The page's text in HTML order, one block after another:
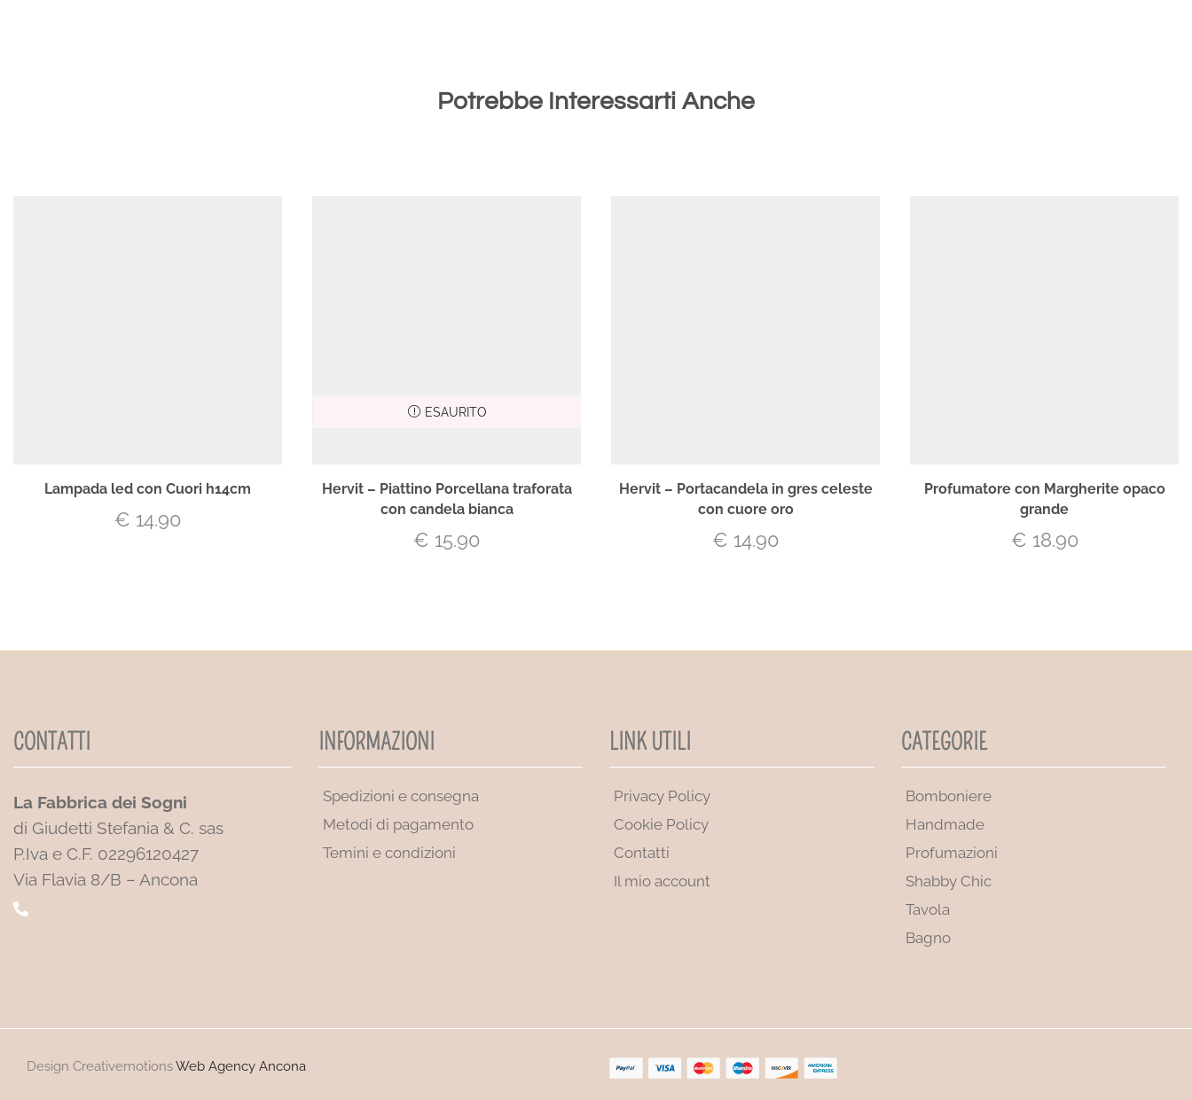
Potrebbe Interessarti Anche
Lampada led con Cuori h14cm
€ 14.90
ESAURITO
Hervit – Piattino Porcellana traforata
con candela bianca
€ 15.90
Hervit – Portacandela in gres celeste
con cuore oro
€ 14.90
Profumatore con Margherite opaco
grande
€ 18.90
CONTATTI
La Fabbrica dei Sogni
di Giudetti Stefania & C. sas
P.Iva e C.F. 02296120427
Via Flavia 8/B – Ancona
INFORMAZIONI
Spedizioni e consegna
Metodi di pagamento
Temini e condizioni
LINK UTILI
Privacy Policy
Cookie Policy
Contatti
Il mio account
CATEGORIE
Bomboniere
Handmade
Profumazioni
Shabby Chic
Tavola
Bagno
Design CreativemotionsWeb Agency Ancona